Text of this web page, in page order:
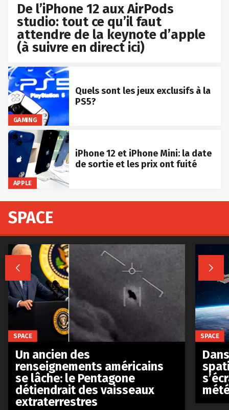
De l’iPhone 12 aux AirPods
studio: tout ce qu’il faut
attendre de la keynote d’apple
(à suivre en direct ici)
GAMING
Quels sont les jeux exclusifs à la
PS5?
APPLE
iPhone 12 et iPhone Mini: la date
de sortie et les prix ont fuité
SPACE
 
SPACE
Un ancien des
renseignements américains
se lâche: le Pentagone
détiendrait des vaisseaux
extraterrestres
SPACE